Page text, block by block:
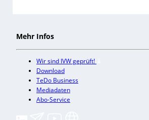
Mehr Infos
Wir sind IVW geprüft!
Download
TeDo Business
Mediadaten
Abo-Service